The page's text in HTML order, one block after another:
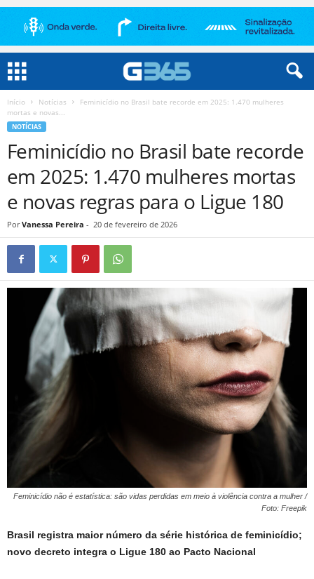
Início Notícias
Feminicídio no Brasil bate recorde em 2025: 1.470 mulheres
mortas e novas...
NOTÍCIAS
Feminicídio no Brasil bate recorde
em 2025: 1.470 mulheres mortas
e novas regras para o Ligue 180
Por Vanessa Pereira - 20 de fevereiro de 2026
Feminicídio não é estatística: são vidas perdidas em meio à violência contra a mulher /
Foto: Freepik
Brasil registra maior número da série histórica de feminicídio;
novo decreto integra o Ligue 180 ao Pacto Nacional